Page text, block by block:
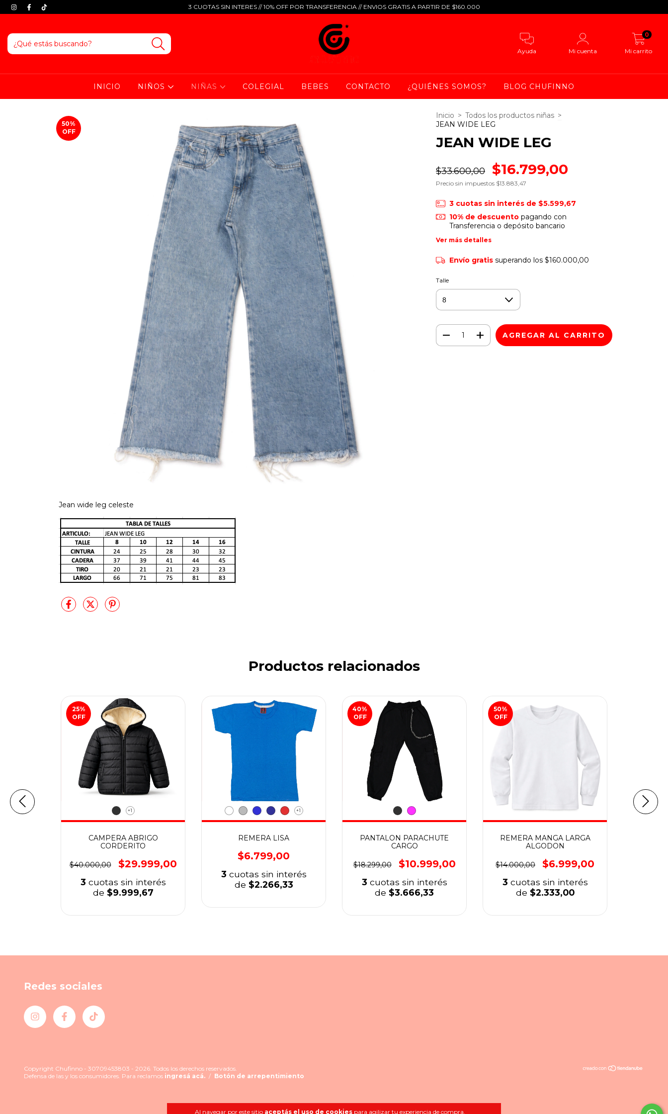
3 CUOTAS SIN INTERES // 10% OFF POR TRANSFERENCIA // ENVIOS GRATIS A PARTIR DE $160.000
Ayuda Mi cuenta Mi carrito
0
INICIO NIÑOS NIÑAS COLEGIAL BEBES CONTACTO ¿QUIÉNES SOMOS? BLOG CHUFINNO
Al navegar por este sitio aceptás el uso de cookies para agilizar tu experiencia de compra.
50%
OFF
Jean wide leg celeste
Inicio > Todos los productos niñas >
JEAN WIDE LEG
JEAN WIDE LEG
$33.600,00 $16.799,00
Precio sin impuestos $13.883,47
3 cuotas sin interés de $5.599,67
10% de descuentopagando con
Transferencia o depósito bancario
Ver más detalles
Envío gratis superando los $160.000,00
Talle
Productos relacionados
25%
OFF
+1
CAMPERA ABRIGO
CORDERITO
$40.000,00 $29.999,00
3 cuotas sin interés
de $9.999,67
+1
REMERA LISA
$6.799,00
3 cuotas sin interés
de $2.266,33
40%
OFF
PANTALON PARACHUTE
CARGO
$18.299,00 $10.999,00
3 cuotas sin interés
de $3.666,33
50%
OFF
REMERA MANGA LARGA
ALGODON
$14.000,00 $6.999,00
3 cuotas sin interés
de $2.333,00
Redes sociales
Copyright Chufinno - 30709453803 - 2026. Todos los derechos reservados.
Defensa de las y los consumidores. Para reclamos ingresá acá. / Botón de arrepentimiento